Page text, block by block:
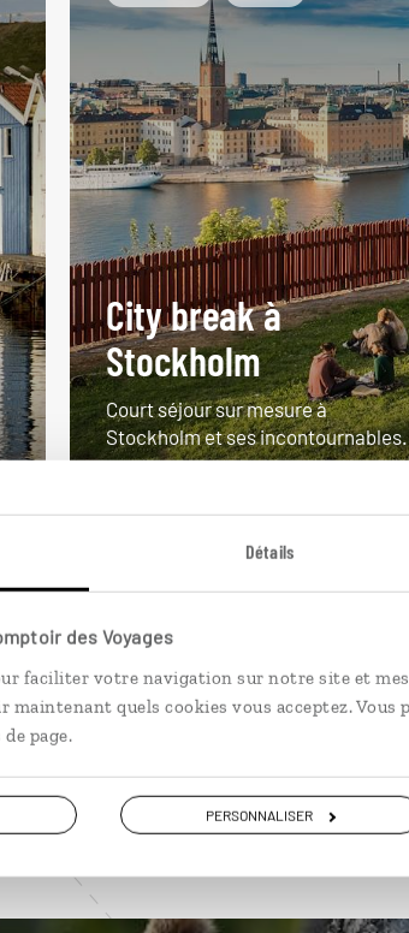
Détails
des Voyages
faciliter votre navigation sur notre site et
maintenant quels cookies vous acceptez.
page.
PERSONNALISER
City break à
Stockholm
Court séjour sur mesure à
Stockholm et ses incontournables.
à partir de 850€
VOIR NOS 9 IDÉES DE VOYAGE EN